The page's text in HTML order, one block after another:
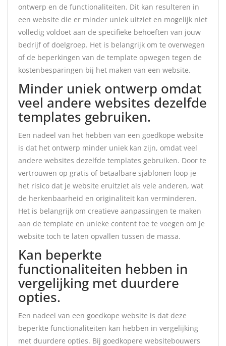
ontwerp en de functionaliteiten. Dit kan resulteren in
een website die er minder uniek uitziet en mogelijk niet
volledig voldoet aan de specifieke behoeften van jouw
bedrijf of doelgroep. Het is belangrijk om te overwegen
of de beperkingen van de template opwegen tegen de
kostenbesparingen bij het maken van een website.
Minder uniek ontwerp omdat
veel andere websites dezelfde
templates gebruiken.
Een nadeel van het hebben van een goedkope website
is dat het ontwerp minder uniek kan zijn, omdat veel
andere websites dezelfde templates gebruiken. Door te
vertrouwen op gratis of betaalbare sjablonen loop je
het risico dat je website eruitziet als vele anderen, wat
de herkenbaarheid en originaliteit kan verminderen.
Het is belangrijk om creatieve aanpassingen te maken
aan de template en unieke content toe te voegen om je
website toch te laten opvallen tussen de massa.
Kan beperkte
functionaliteiten hebben in
vergelijking met duurdere
opties.
Een nadeel van een goedkope website is dat deze
beperkte functionaliteiten kan hebben in vergelijking
met duurdere opties. Bij goedkopere websitebouwers